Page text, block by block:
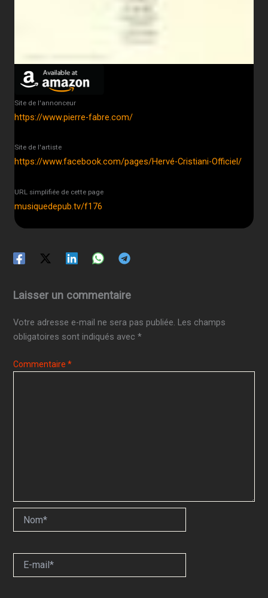
Site de l'annonceur
https://www.pierre-fabre.com/
Site de l'artiste
https://www.facebook.com/pages/Hervé-Cristiani-Officiel/
URL simplifiée de cette page
musiquedepub.tv/f176
Laisser un commentaire
Votre adresse e-mail ne sera pas publiée. Les champs
obligatoires sont indiqués avec*
Commentaire*
mail*